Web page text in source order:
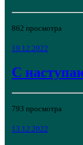
862 просмотра
19.12.2022
С
793 просмотра
13.12.2022